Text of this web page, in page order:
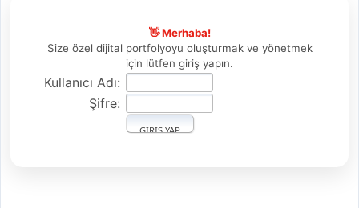
👋 Merhaba!
Size özel dijital portfolyoyu oluşturmak ve yönetmek
için lütfen giriş yapın.
Kullanıcı Adı:
Şifre: